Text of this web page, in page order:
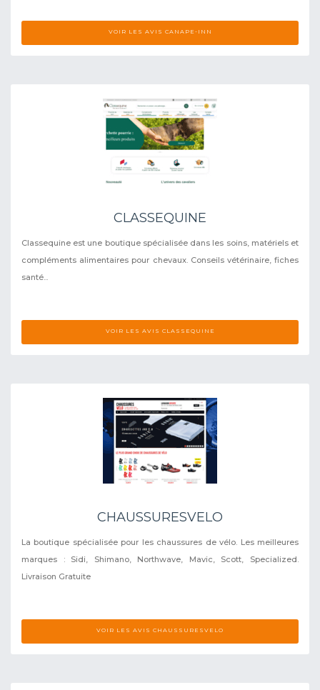
VOIR LES AVIS CANAPE-INN
CLASSEQUINE
Classequine est une boutique spécialisée dans les soins, matériels et
compléments alimentaires pour chevaux. Conseils vétérinaire, fiches
santé...
VOIR LES AVIS CLASSEQUINE
CHAUSSURESVELO
La boutique spécialisée pour les chaussures de vélo. Les meilleures
marques : Sidi, Shimano, Northwave, Mavic, Scott, Specialized.
Livraison Gratuite
VOIR LES AVIS CHAUSSURESVELO